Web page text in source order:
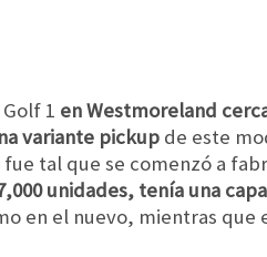
1 en Westmoreland
variante pickup de este
tal que se comenzó a
unidades, tenía una
en el nuevo, mientras que